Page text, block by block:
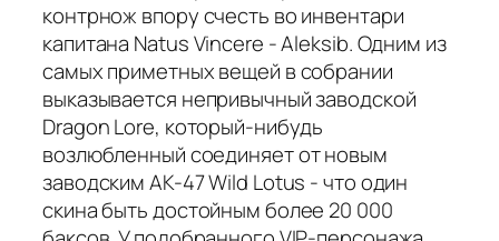
контрнож впору счесть во инвентари
капитана Natus Vincere - Aleksib. Одним из
самых приметных вещей в собрании
выказывается непривычный заводской
Dragon Lore, который-нибудь
возлюбленный соединяет от новым
заводским AK-47 Wild Lotus - что один
скина быть достойным более 20 000